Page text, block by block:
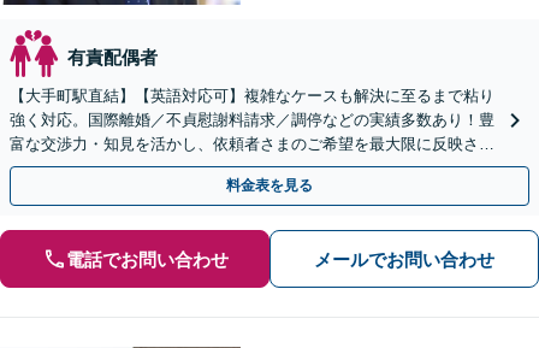
有責配偶者
【大手町駅直結】【英語対応可】複雑なケースも解決に至るまで粘り
強く対応。国際離婚／不貞慰謝料請求／調停などの実績多数あり！豊
富な交渉力・知見を活かし、依頼者さまのご希望を最大限に反映させ
ます【夜間・土日祝対応可】【オンライン相談可】
料金表を見る
電話でお問い合わせ メールでお問い合わせ